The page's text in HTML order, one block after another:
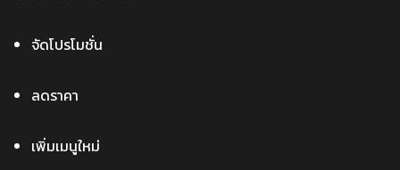
จัดโปรโมชั่น
ลดราคา
เพิ่มเมนูใหม่